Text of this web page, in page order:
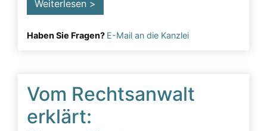
Weiterlesen >
Haben Sie Fragen? E-Mail an die Kanzlei
Vom Rechtsanwalt
erklärt: